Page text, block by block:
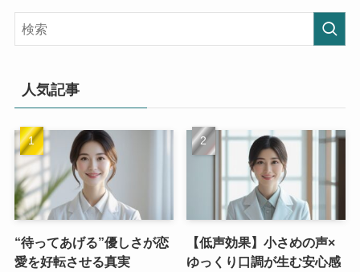
人気記事
“待ってあげる”優しさが恋
愛を好転させる真実
【低声効果】小さめの声×
ゆっくり口調が生む安心感